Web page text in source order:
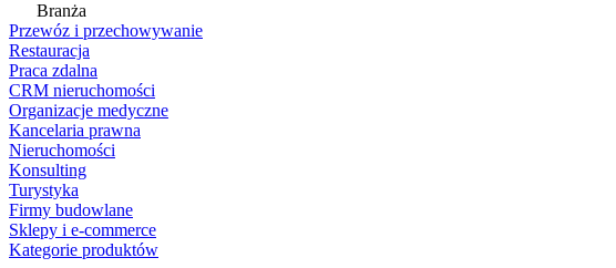
Branża
Przewóz i przechowywanie
Restauracja
Praca zdalna
CRM nieruchomości
Organizacje medyczne
Kancelaria prawna
Nieruchomości
Konsulting
Turystyka
Firmy budowlane
Sklepy i e-commerce
Kategorie produktów